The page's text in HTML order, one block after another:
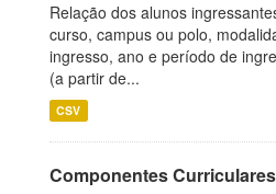
Relação dos alunos
curso, campus ou polo,
ingresso, ano e período de
(a partir de...
CSV
Componentes Curriculares